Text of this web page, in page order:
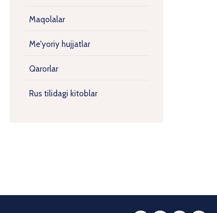
Maqolalar
Me'yoriy hujjatlar
Qarorlar
Rus tilidagi kitoblar